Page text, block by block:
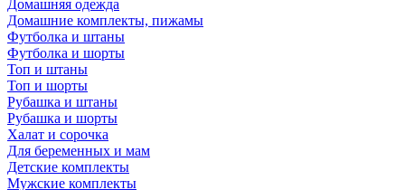
Домашняя одежда
Домашние комплекты, пижамы
Футболка и штаны
Футболка и шорты
Топ и штаны
Топ и шорты
Рубашка и штаны
Рубашка и шорты
Халат и сорочка
Для беременных и мам
Детские комплекты
Мужские комплекты